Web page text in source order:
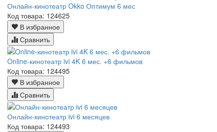
Онлайн-кинотеатр Okko Оптимум 6 мес
Код товара: 124625
В избранное
Сравнить
Online-кинотеатр ivi 4K 6 мес. +6 фильмов
Код товара: 124495
В избранное
Сравнить
Онлайн-кинотеатр ivi 6 месяцев
Код товара: 124493